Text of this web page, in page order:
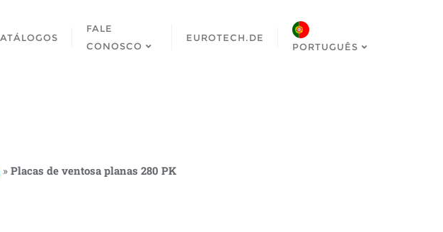
FALE
CONOSCO
EUROTECH.DE
PORTUGUÊS
» Placas de ventosa planas 280 PK